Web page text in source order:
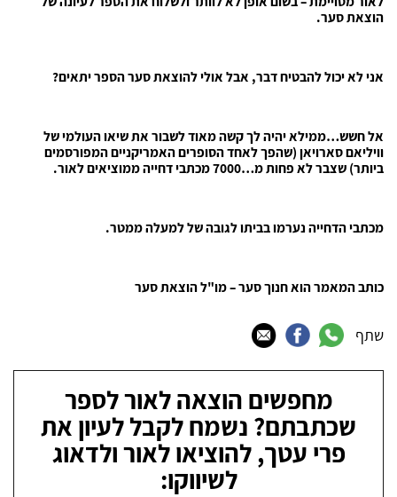
הוצאת סער.
אני לא יכול להבטיח דבר, אבל אולי להוצאת סער הספר יתאים?
אל חשש…ממילא יהיה לך קשה מאוד לשבור את שיאו העולמי של
וויליאם סארויאן (שהפך לאחד הסופרים האמריקניים המפורסמים
ביותר) שצבר לא פחות מ…7000 מכתבי דחייה ממוציאים לאור.
מכתבי הדחייה נערמו בביתו לגובה של למעלה ממטר.
כותב המאמר הוא חנוך סער – מו"ל הוצאת סער
שתף
מחפשים הוצאה לאור לספר
שכתבתם? נשמח לקבל לעיון את
פרי עטך, להוציאו לאור ולדאוג
לשיווקו: